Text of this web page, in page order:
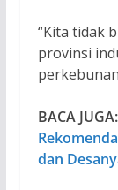
“Kita tidak
provinsi
BACA JUGA:
dan